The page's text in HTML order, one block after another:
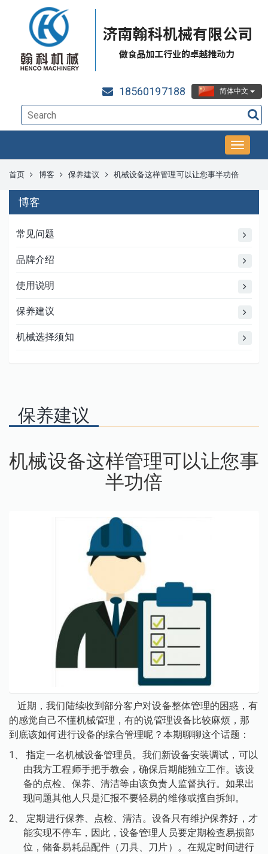
简体中文
18560197188
首页 博客 保养建议 机械设备这样管理可以让您事半功倍
博客
常见问题
品牌介绍
使用说明
保养建议
机械选择须知
保养建议
机械设备这样管理可以让您事
半功倍
近期，我们陆续收到部分客户对设备整体管理的困惑，有
的感觉自己不懂机械管理，有的说管理设备比较麻烦，那
到底该如何进行设备的综合管理呢？本期聊聊这个话题：
1、指定一名机械设备管理员。我们新设备安装调试，可以
由我方工程师手把手教会，确保后期能独立工作。该设
备的点检、保养、清洁等由该负责人监督执行。如果出
现问题其他人只是汇报不要轻易的维修或擅自拆卸。
2、 定期进行保养、点检、清洁。设备只有维护保养好，才
能实现不停车，因此，设备管理人员要定期检查易损部
位，储备易耗品配件（刀具、刀片）。在规定时间进行